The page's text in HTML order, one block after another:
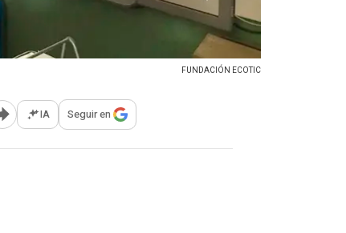
FUNDACIÓN ECOTIC
Abrir opciones para compartir
IA Seguir en